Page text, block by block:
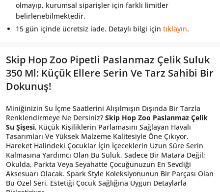
olmayıp, kurumsal siparişler için farklı limitler
belirlenebilmektedir.
15 gün içinde ücretsiz iade. Detaylı bilgi için tıklayın.
Skip Hop Zoo Pipetli Paslanmaz Çelik Suluk
350 Ml: Küçük Ellere Serin Ve Tarz Sahibi Bir
Dokunuş!
Miniğinizin Su İçme Saatlerini Alışılmışın Dışında Bir Tarzla
Renklendirmeye Ne Dersiniz? Skip Hop Zoo Paslanmaz Çelik
Su Şişesi, Küçük Kişiliklerin Parlamasını Sağlayan Havalı
Tasarımları Ve Yüksek Malzeme Kalitesiyle Öne Çıkıyor.
Hareket Halindeki Çocuklar İçin İçeceklerin Uzun Süre Serin
Kalmasına Yardımcı Olan Bu Suluk, Sadece Bir Matara Değil;
Okulda, Parkta Veya Seyahatte Çocuğunuzun En Sevdiği
Aksesuarı Olacak. Spark Style Koleksiyonunun Bir Parçası Olan
Bu Özel Seri, Estetiği Çocuk Sağlığına Uygun Detaylarla